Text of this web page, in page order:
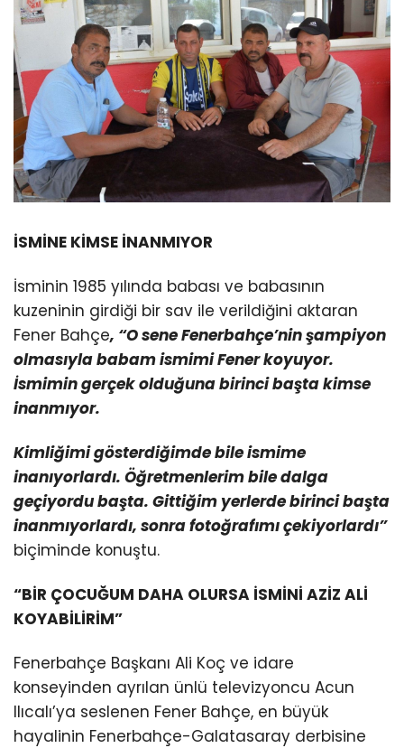
İSMİNE KİMSE İNANMIYOR
İsminin 1985 yılında babası ve babasının
kuzeninin girdiği bir sav ile verildiğini aktaran
Fener Bahçe, “O sene Fenerbahçe’nin şampiyon
olmasıyla babam ismimi Fener koyuyor.
İsmimin gerçek olduğuna birinci başta kimse
inanmıyor.
Kimliğimi gösterdiğimde bile ismime
inanıyorlardı. Öğretmenlerim bile dalga
geçiyordu başta. Gittiğim yerlerde birinci başta
inanmıyorlardı, sonra fotoğrafımı çekiyorlardı”
biçiminde konuştu.
“BİR ÇOCUĞUM DAHA OLURSA İSMİNİ AZİZ ALİ
KOYABİLİRİM”
Fenerbahçe Başkanı Ali Koç ve idare
konseyinden ayrılan ünlü televizyoncu Acun
Ilıcalı’ya seslenen Fener Bahçe, en büyük
hayalinin Fenerbahçe-Galatasaray derbisine